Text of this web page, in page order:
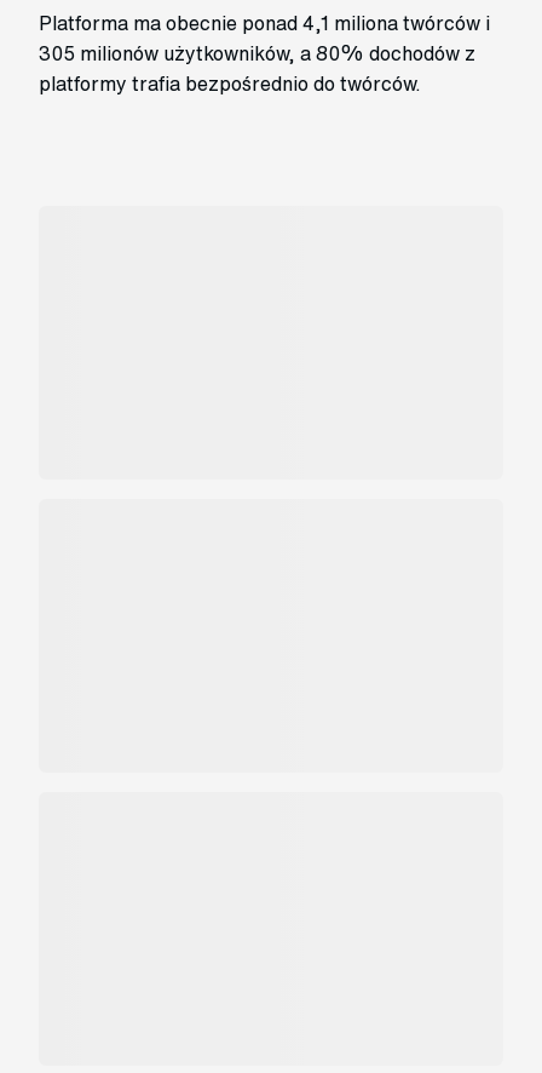
Platforma ma obecnie ponad 4,1 miliona twórców i
305 milionów użytkowników, a 80% dochodów z
platformy trafia bezpośrednio do twórców.